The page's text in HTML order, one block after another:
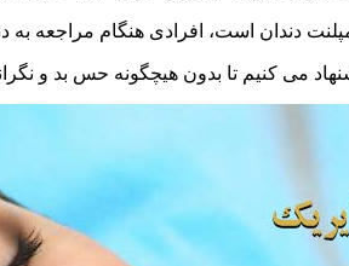
دندان است، افرادی هنگام مراجعه به
می کنیم تا بدون هیچگونه حس بد و